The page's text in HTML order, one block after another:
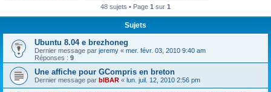
48 sujets • Page 1 sur 1
Sujets
Ubuntu 8.04 e brezhoneg
Dernier message par jeremy « mer. févr. 03, 2010 9:40 am
Réponses : 9
Une affiche pour GCompris en breton
Dernier message par bIBAR « lun. juil. 12, 2010 2:56 pm